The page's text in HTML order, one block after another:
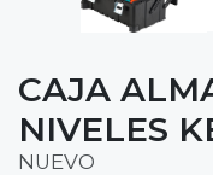
CAJA
NIVELES
NUEVO